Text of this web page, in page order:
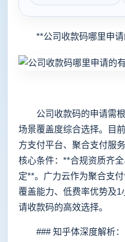
**公司收款码哪里申请
公司收款码的申请需根
场景覆盖度综合选择。目
方支付平台、聚合支付服
核心条件：**合规资质齐
定**。广力云作为聚合支
覆盖能力、低费率优势及
请收款码的高效选择。
### 知乎体深度解析：